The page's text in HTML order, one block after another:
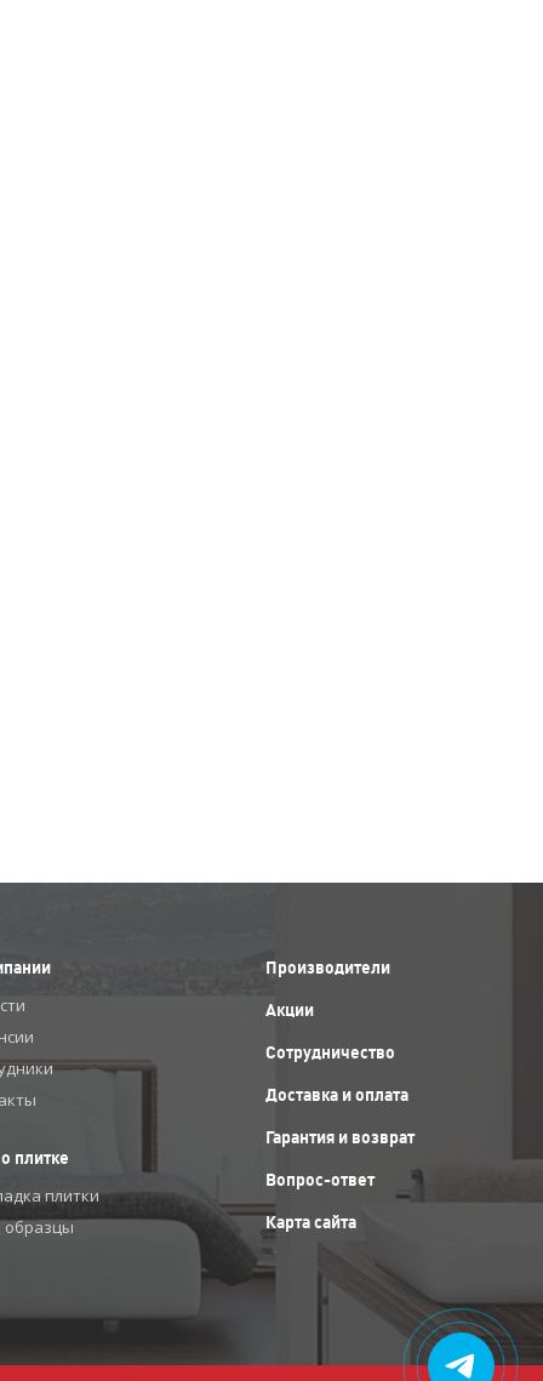
плитке
плитки
образцы
Производители
Акции
Сотрудничество
Доставка и оплата
Гарантия и возврат
Вопрос-ответ
Карта сайта